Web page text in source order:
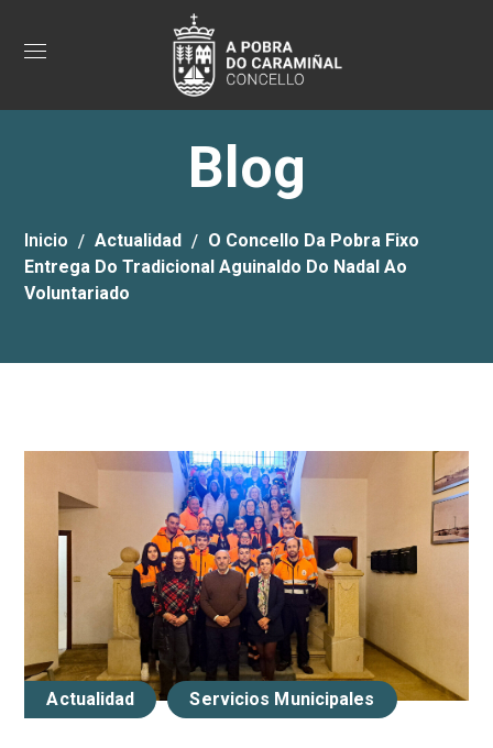
Blog
Inicio Actualidad
O Concello Da Pobra Fixo
Entrega Do Tradicional Aguinaldo Do Nadal Ao
Voluntariado
Actualidad Servicios Municipales